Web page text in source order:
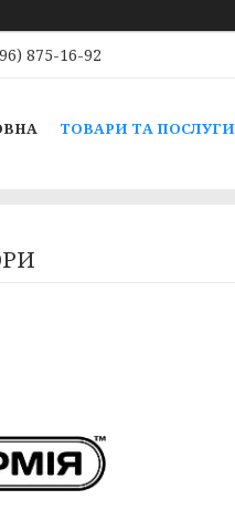
875-16-92
ТОВАРИ ТА ПОСЛУГИ